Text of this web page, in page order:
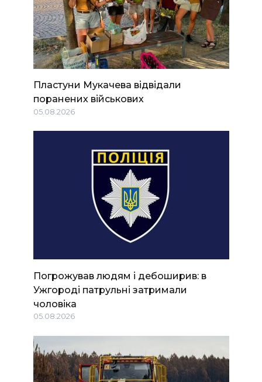
Пластуни Мукачева відвідали
поранених військових
05.08.2026
Погрожував людям і дебоширив: в
Ужгороді патрульні затримали
чоловіка
05.08.2026